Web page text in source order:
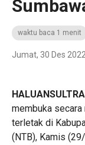
waktu baca 1 menit
Jumat, 30 Des
membuka
terletak di
(NTB), Kamis